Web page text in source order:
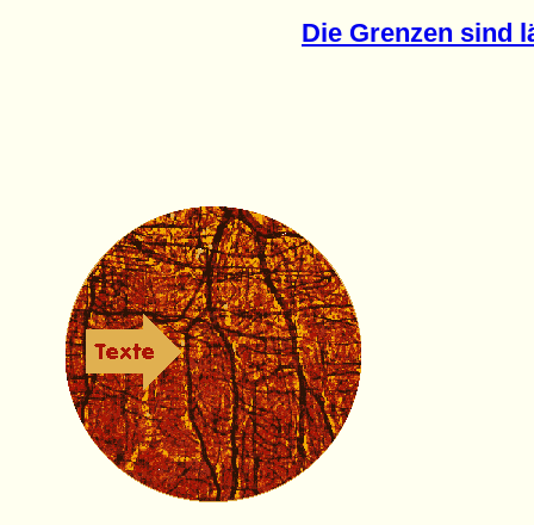
Die Grenzen sind